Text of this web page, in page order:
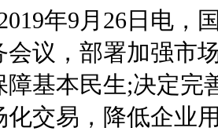
年9月26日电，国
会议，部署加强市
障基本民生;决定完
化交易，降低企业